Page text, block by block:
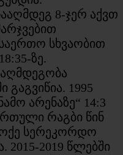
8-ჯერ აქვთ
სხვაობით
ზე.
1995
არენაზე“ 14:3
რაგბი წინ
სერეკორდო
2015-2019 წლებში